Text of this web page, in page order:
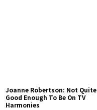
Joanne Robertson: Not Quite
Good Enough To Be On TV
Harmonies